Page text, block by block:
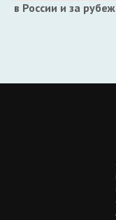
в России и за